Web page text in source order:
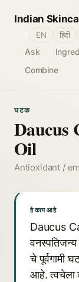
Indian
Ask
Combine
EN हिंदी
घटक
Daucus
Oil
Antioxidant /
हे काय आहे
Daucus
चे पूर्वगामी
आहे.